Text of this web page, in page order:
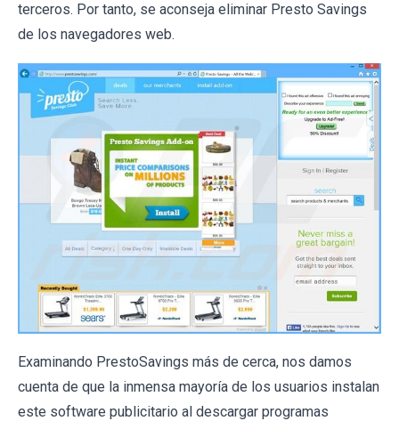
terceros. Por tanto, se aconseja eliminar Presto Savings
de los navegadores web.
Examinando PrestoSavings más de cerca, nos damos
cuenta de que la inmensa mayoría de los usuarios instalan
este software publicitario al descargar programas